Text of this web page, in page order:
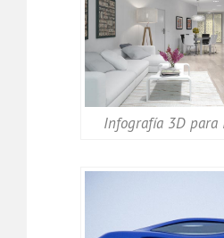
Infografía 3D para